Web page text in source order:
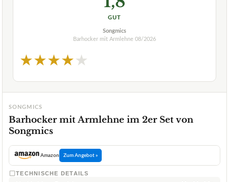
GUT
Songmics
Barhocker mit Armlehne 08/2026
★★★★★
SONGMICS
Barhocker mit Armlehne im 2er Set von
Songmics
Amazon Zum Angebot »
TECHNISCHE DETAILS